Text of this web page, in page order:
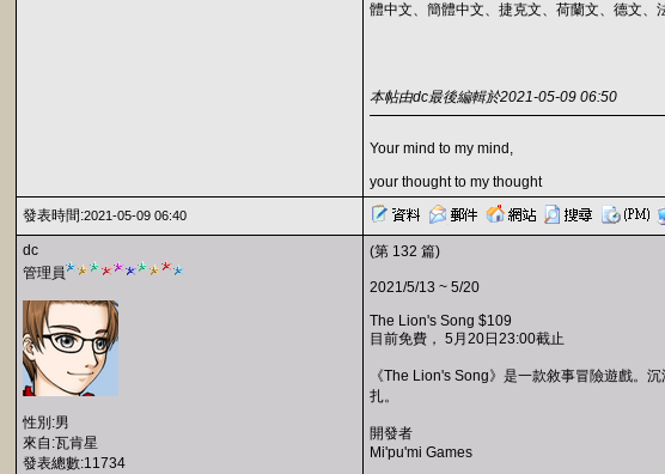
體中文、簡體中文、捷克文、荷蘭文、德文
本帖由dc最後編輯於2021-05-09 06:50
Your mind to my mind,
your thought to my thought
發表時間:2021-05-09 06:40
dc
管理員
性別:男
來自:瓦肯星
發表總數:11734
(第 132 篇)
2021/5/13 ~ 5/20
The Lion's Song $109
目前免費， 5月20日23:00截止
《The Lion's Song》是一款敘事冒險遊戲。
扎。
開發者
Mi'pu'mi Games